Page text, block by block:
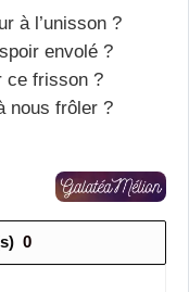
à l’unisson ?
envolé ?
ce frisson ?
nous frôler ?
0